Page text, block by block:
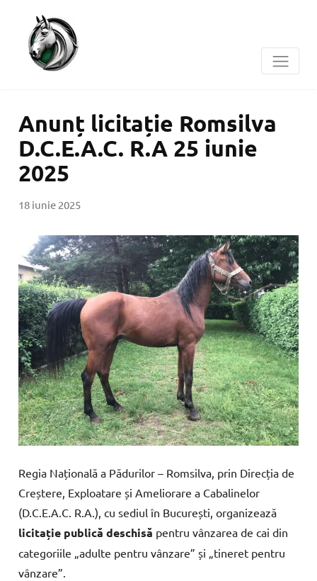
Anunț licitație Romsilva
D.C.E.A.C. R.A 25 iunie
2025
18 iunie 2025
Regia Națională a Pădurilor – Romsilva, prin Direcția de
Creștere, Exploatare și Ameliorare a Cabalinelor
(D.C.E.A.C. R.A.), cu sediul în București, organizează
licitație publică deschisă pentru vânzarea de cai din
categoriile „adulte pentru vânzare” și „tineret pentru
vânzare”.